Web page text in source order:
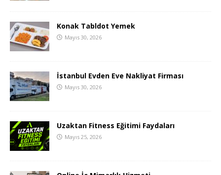
Konak Tabldot Yemek
Mayıs 30, 2026
İstanbul Evden Eve Nakliyat Firması
Mayıs 30, 2026
Uzaktan Fitness Eğitimi Faydaları
Mayıs 25, 2026